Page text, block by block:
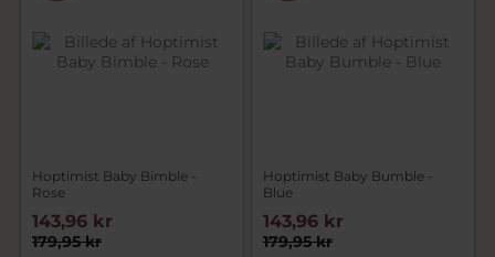
Hoptimist Baby Bimble -
Rose
179,95 kr
143,96 kr
Hoptimist Baby Bumble -
Blue
179,95 kr
143,96 kr